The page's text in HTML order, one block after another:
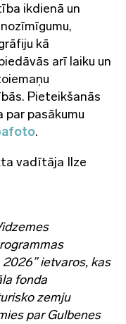
ikdienā un
kā
arī laiku un
Pieteikšanās
pasākumu
.
vadītāja Ilze
ietvaros, kas
fonda
zemju
par Gulbenes